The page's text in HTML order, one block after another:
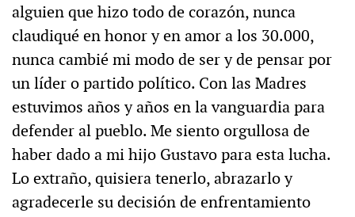
alguien que hizo todo de corazón, nunca
claudiqué en honor y en amor a los 30.000,
nunca cambié mi modo de ser y de pensar por
un líder o partido político. Con las Madres
estuvimos años y años en la vanguardia para
defender al pueblo. Me siento orgullosa de
haber dado a mi hijo Gustavo para esta lucha.
Lo extraño, quisiera tenerlo, abrazarlo y
agradecerle su decisión de enfrentamiento